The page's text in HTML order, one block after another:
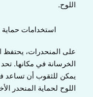
اللوح.
استخدامات
على المنحدرات، يحتفظ
الخرسانة في مكانها. تحد
يمكن للثقوب أن تساعد
اللوح لحماية المنحدر